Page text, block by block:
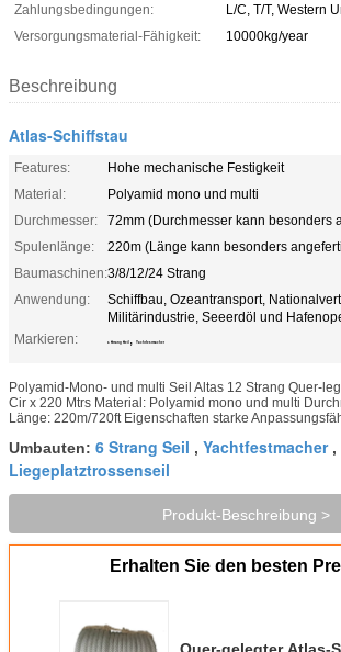
Zahlungsbedingungen:
L/C, T/T, Western
Versorgungsmaterial-Fähigkeit:
10000kg/year
Beschreibung
Atlas-Schiffstau
Features:
Hohe mechanische Festigkeit
Material:
Polyamid mono und multi
Durchmesser:
72mm (Durchmesser kann besonders
Spulenlänge:
220m (Länge kann besonders
Baumaschinen:3/8/12/24 Strang
Anwendung:
Schiffbau, Ozeantransport,
Militärindustrie, Seeerdöl und
Markieren:
6 Strang Seil , Yachtfestmacher
Polyamid-Mono- und multi Seil Altas 12 Strang Quer-
Cir x 220 Mtrs Material: Polyamid mono und multi
Länge: 220m/720ft Eigenschaften starke
Umbauten: 6 Strang Seil , Yachtfestmacher,
Liegeplatztrossenseil
Produkt-Beschreibung >
Erhalten Sie den besten